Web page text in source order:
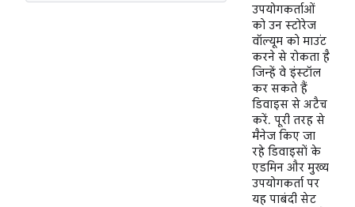
उपयोगकर्ताओं
को उन स्टोरेज
वॉल्यूम को माउंट
करने से रोकता है
जिन्हें वे इंस्टॉल
कर सकते हैं
डिवाइस से अटैच
करें. पूरी तरह से
मैनेज किए जा
रहे डिवाइसों के
एडमिन और मुख्य
उपयोगकर्ता पर
यह पाबंदी सेट